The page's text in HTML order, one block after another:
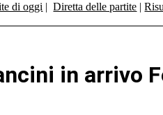
di oggi |Diretta delle partite |
in arrivo